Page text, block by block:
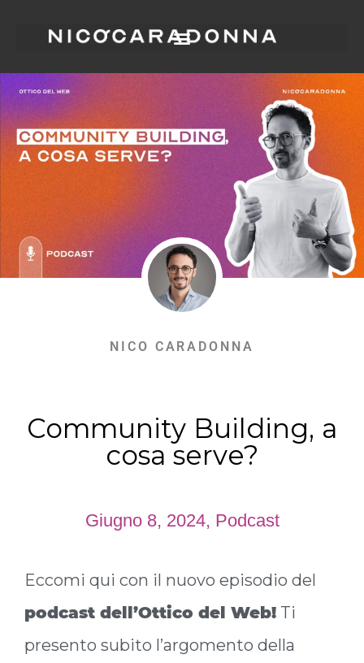
NICO CARADONNA
Community Building, a
cosa serve?
Giugno 8, 2024, Podcast
Eccomi qui con il nuovo episodio del
podcast dell’Ottico del Web! Ti
presento subito l’argomento della